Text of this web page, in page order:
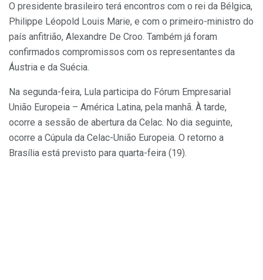
O presidente brasileiro terá encontros com o rei da Bélgica,
Philippe Léopold Louis Marie, e com o primeiro-ministro do
país anfitrião, Alexandre De Croo. Também já foram
confirmados compromissos com os representantes da
Áustria e da Suécia.
Na segunda-feira, Lula participa do Fórum Empresarial
União Europeia – América Latina, pela manhã. À tarde,
ocorre a sessão de abertura da Celac. No dia seguinte,
ocorre a Cúpula da Celac-União Europeia. O retorno a
Brasília está previsto para quarta-feira (19).